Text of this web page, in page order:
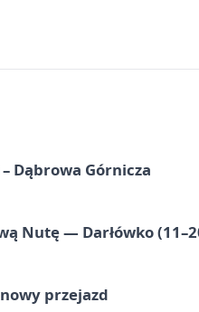
Dąbrowa Górnicza
Nutę — Darłówko
przejazd